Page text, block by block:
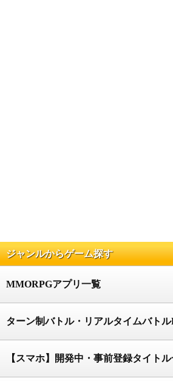
ジャンルからゲーム探す
MMORPGアプリ一覧
ターン制バトル・リアルタイムバトル
【スマホ】開発中・事前登録タイト